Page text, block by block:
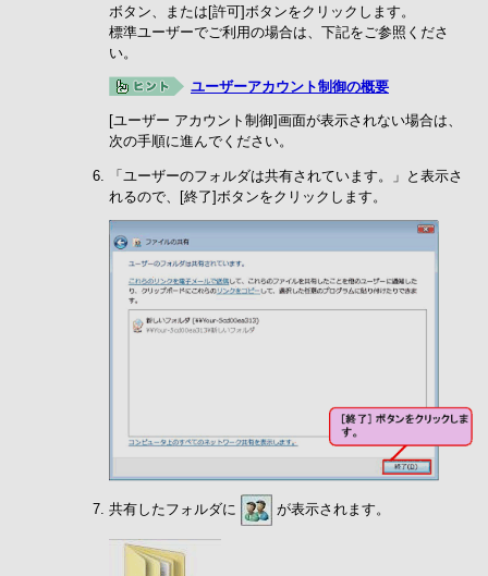
ボタン、または[許可]ボタンをクリックします。
標準ユーザーでご利用の場合は、下記をご参照くださ
い。
ユーザーアカウント制御の概要
[ユーザー アカウント制御]画面が表示されない場合は、
次の手順に進んでください。
「ユーザーのフォルダは共有されています。」と表示さ
れるので、[終了]ボタンをクリックします。
共有したフォルダに が表示されます。